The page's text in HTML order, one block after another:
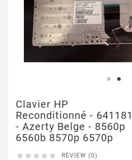
Clavier HP
Reconditionné - 641181
- Azerty Belge - 8560p
6560b 8570p 6570p
     REVIEW (0)